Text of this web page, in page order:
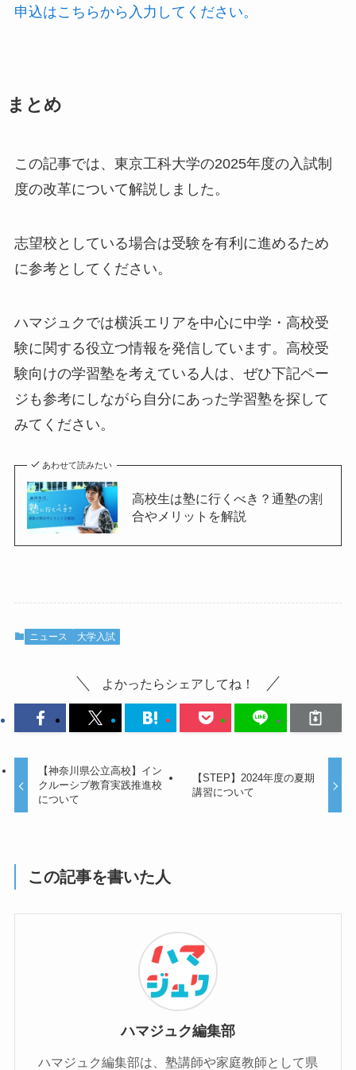
申込はこちらから入力してください。
まとめ
この記事では、東京工科大学の2025年度の入試制
度の改革について解説しました。
志望校としている場合は受験を有利に進めるため
に参考としてください。
ハマジュクでは横浜エリアを中心に中学・高校受
験に関する役立つ情報を発信しています。高校受
験向けの学習塾を考えている人は、ぜひ下記ペー
ジも参考にしながら自分にあった学習塾を探して
みてください。
あわせて読みたい
高校生は塾に行くべき？通塾の割
合やメリットを解説
ニュース 大学入試
よかったらシェアしてね！
【神奈川県公立高校】イン
クルーシブ教育実践推進校
について
【STEP】2024年度の夏期
講習について
この記事を書いた人
ハマジュク編集部
ハマジュク編集部は、塾講師や家庭教師として県